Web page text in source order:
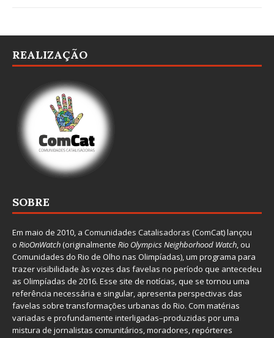
REALIZAÇÃO
SOBRE
Em maio de 2010, a Comunidades Catalisadoras (ComCat) lançou
o RioOnWatch(originalmente Rio Olympics Neighborhood Watch, ou
Comunidades do Rio de Olho nas Olimpíadas), um programa para
trazer visibilidade às vozes das favelas no período que antecedeu
as Olimpíadas de 2016. Esse site de notícias, que se tornou uma
referência necessária e singular, apresenta perspectivas das
favelas sobre transformações urbanas do Rio. Com matérias
variadas e profundamente interligadas–produzidas por uma
mistura de jornalistas comunitários, moradores, repórteres